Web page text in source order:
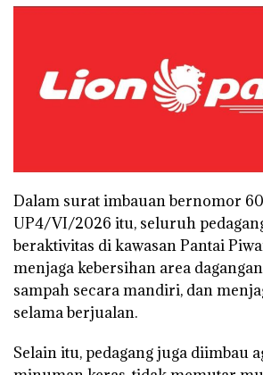
Dalam surat imbauan bernomor
UP4/VI/2026 itu, seluruh
beraktivitas di kawasan Pantai
menjaga kebersihan area
sampah secara mandiri, dan
selama berjualan.
Selain itu, pedagang juga diimbau